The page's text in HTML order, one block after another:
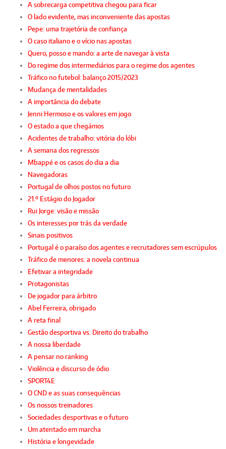
A sobrecarga competitiva chegou para ficar
O lado evidente, mas inconveniente das apostas
Pepe: uma trajetória de confiança
O caso italiano e o vício nas apostas
Quero, posso e mando: a arte de navegar à vista
Do regime dos intermediários para o regime dos agentes
Tráfico no futebol: balanço 2015/2023
Mudança de mentalidades
A importância do debate
Jenni Hermoso e os valores em jogo
O estado a que chegámos
Acidentes de trabalho: vitória do lóbi
A semana dos regressos
Mbappé e os casos do dia a dia
Navegadoras
Portugal de olhos postos no futuro
21.º Estágio do Jogador
Rui Jorge: visão e missão
Os interesses por trás da verdade
Sinais positivos
Portugal é o paraíso dos agentes e recrutadores sem escrúpulos
Tráfico de menores: a novela continua
Efetivar a integridade
Protagonistas
De jogador para árbitro
Abel Ferreira, obrigado
A reta final
Gestão desportiva vs. Direito do trabalho
A nossa liberdade
A pensar no ranking
Violência e discurso de ódio
SPORT4E
O CND e as suas consequências
Os nossos treinadores
Sociedades desportivas e o futuro
Um atentado em marcha
História e longevidade